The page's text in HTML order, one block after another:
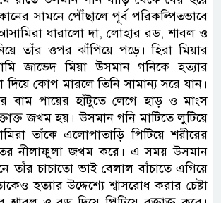
সামনে পৌঁছালে পূর্ব পরিকল্পিতভাবে
ধারালো দা, লোহার রড, শাবল ও
তাঁর ওপর ঝাঁপিয়ে পড়ে। হিরা মিয়ার
জাভেদ মিয়া উসমান গনিকে হত্যার
দিয়ে কোপ মারলে তিনি সামান্য সরে যান।
বাম পায়ের হাঁটুতে লেগে হাড় ও মাংস
জখম হয়। উসমান গনি মাটিতে লুটিয়ে
তাঁকে এলোপাতাড়ি পিটিয়ে শরীরের
নীলাফুলা জখম করে। ​এ সময় উসমান
তাঁর চাচাতো ভাই বেলাল বাঁচাতে এগিয়ে
হত্যার উদ্দেশ্যে শ্বাসরোধ করার চেষ্টা